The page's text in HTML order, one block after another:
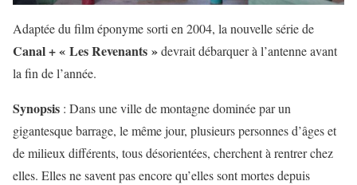
Adaptée du film éponyme sorti en 2004, la nouvelle série de
Canal + « Les Revenants »devrait débarquer à l’antenne avant
la fin de l’année.
Synopsis : Dans une ville de montagne dominée par un
gigantesque barrage, le même jour, plusieurs personnes d’âges et
de milieux différents, tous désorientées, cherchent à rentrer chez
elles. Elles ne savent pas encore qu’elles sont mortes depuis